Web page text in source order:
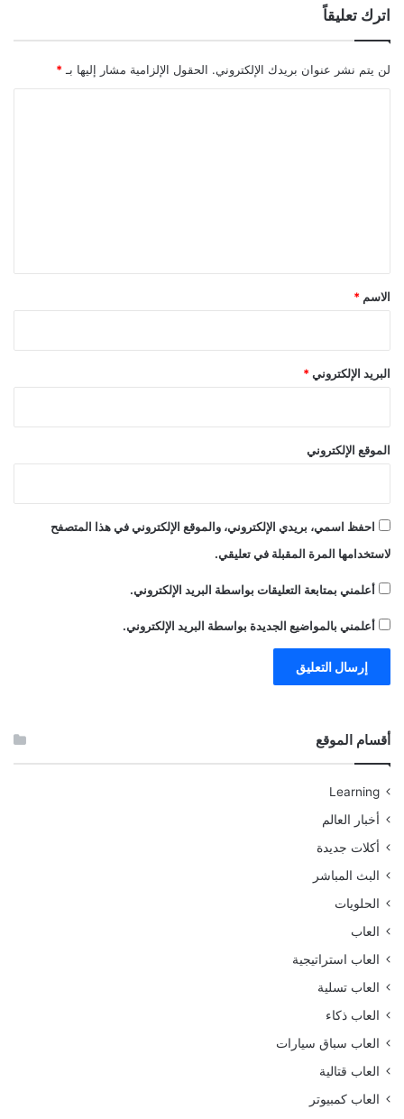
اترك تعليقاً
لن يتم نشر عنوان بريدك الإلكتروني. الحقول الإلزامية مشار إليها بـ *
*
الاسم *
البريد الإلكتروني *
الموقع الإلكتروني
احفظ اسمي، بريدي الإلكتروني، والموقع الإلكتروني في هذا المتصفح
لاستخدامها المرة المقبلة في تعليقي.
أعلمني بمتابعة التعليقات بواسطة البريد الإلكتروني.
أعلمني بالمواضيع الجديدة بواسطة البريد الإلكتروني.
أقسام الموقع
Learning
أخبار العالم
أكلات جديدة
البث المباشر
الحلويات
العاب
العاب استراتيجية
العاب تسلية
العاب ذكاء
العاب سباق سيارات
العاب قتالية
العاب كمبيوتر